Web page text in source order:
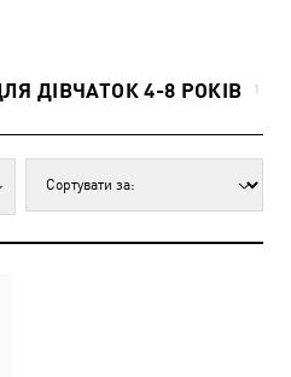
ДІВЧАТОК 4-8 РОКІВ
1